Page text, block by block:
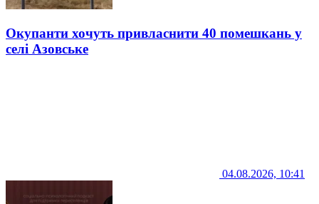
Окупанти хочуть привласнити 40 помешкань у
селі Азовське
04.08.2026, 10:41